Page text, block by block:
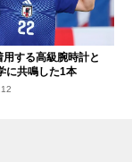
する高級腕時計と
に共鳴した1本